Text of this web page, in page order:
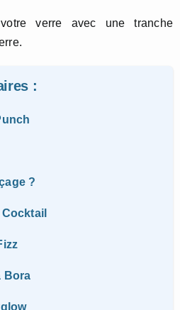
verre avec une tranche
:
?
Bora